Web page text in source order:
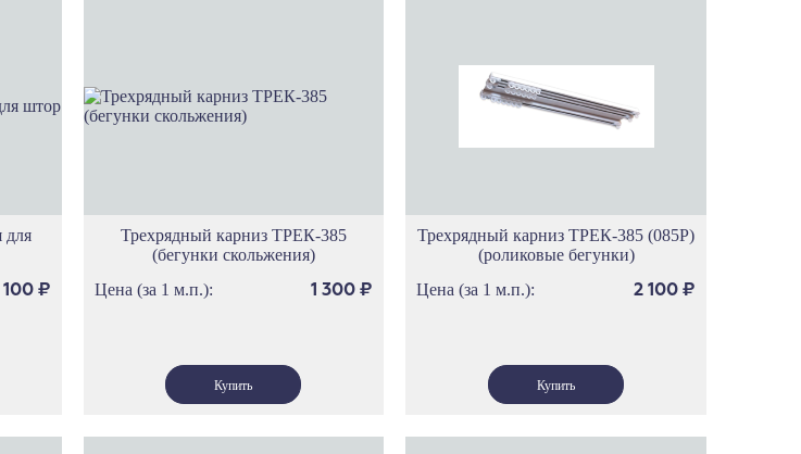
для
100 ₽
Трехрядный карниз ТРЕК-385
(бегунки скольжения)
Цена (за 1 м.п.):
1 300₽
Трехрядный карниз ТРЕК-385 (085Р)
(роликовые бегунки)
Цена (за 1 м.п.):
2 100 ₽